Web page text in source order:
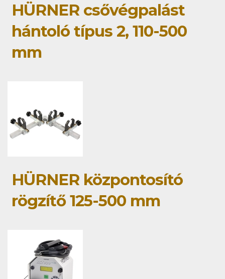
HÜRNER csővégpalást
hántoló típus 2, 110-500
mm
HÜRNER központosító
rögzítő 125-500 mm